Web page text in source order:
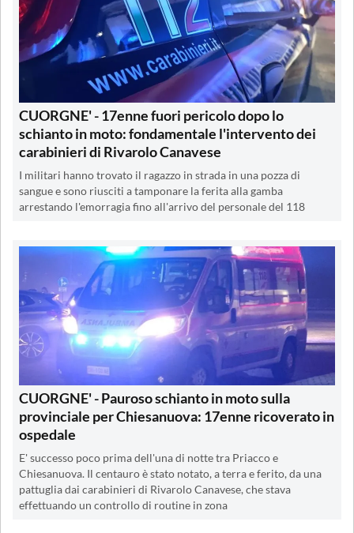
CUORGNE' - 17enne fuori pericolo dopo lo
schianto in moto: fondamentale l'intervento dei
carabinieri di Rivarolo Canavese
I militari hanno trovato il ragazzo in strada in una pozza di
sangue e sono riusciti a tamponare la ferita alla gamba
arrestando l'emorragia fino all'arrivo del personale del 118
CUORGNE' - Pauroso schianto in moto sulla
provinciale per Chiesanuova: 17enne ricoverato in
ospedale
E' successo poco prima dell'una di notte tra Priacco e
Chiesanuova. Il centauro è stato notato, a terra e ferito, da una
pattuglia dai carabinieri di Rivarolo Canavese, che stava
effettuando un controllo di routine in zona